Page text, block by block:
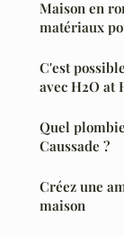
Maison en
matériaux
C'est
avec H2O at
Quel
Caussade ?
Créez une
maison